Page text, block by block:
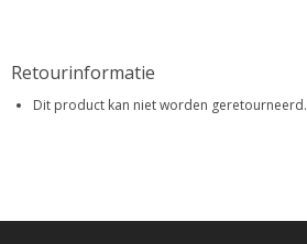
Retourinformatie
Dit product kan niet worden geretourneerd.